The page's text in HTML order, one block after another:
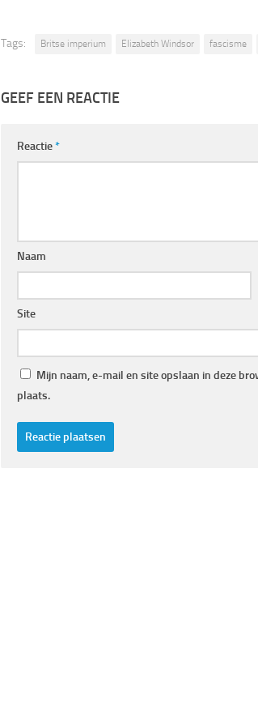
Tags: Britse imperium Elizabeth Windsor fascisme
GEEF EEN REACTIE
Reactie*
Naam
Site
Mijn naam, e-mail en site opslaan in deze
plaats.